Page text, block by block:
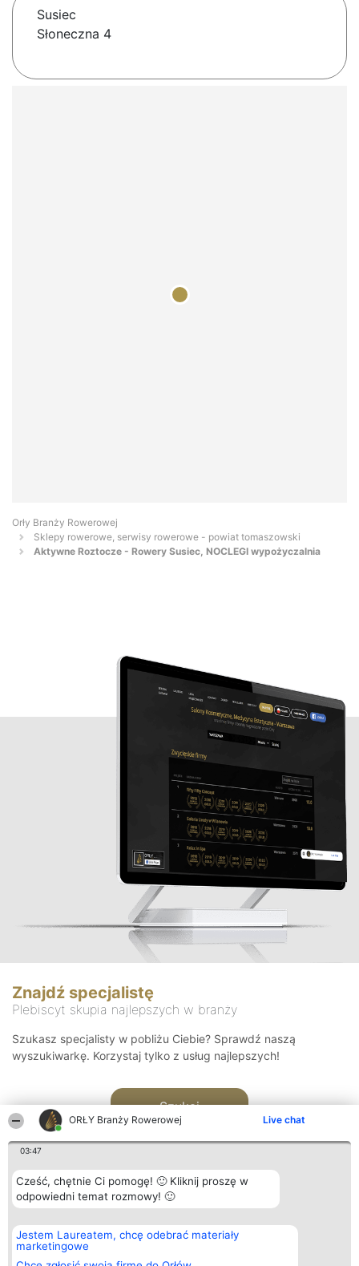
ORŁY Branży Rowerowej Live chat
03:47
Cześć, chętnie Ci pomogę! 🙂 Kliknij proszę w
odpowiedni temat rozmowy! 🙂
Jestem Laureatem, chcę odebrać materiały
marketingowe
Susiec
Słoneczna 4
Orły Branży Rowerowej
Sklepy rowerowe, serwisy rowerowe - powiat tomaszowski
Aktywne Roztocze - Rowery Susiec, NOCLEGI wypożyczalnia
Znajdź specjalistę
Plebiscyt skupia najlepszych w branży
Szukasz specjalisty w pobliżu Ciebie? Sprawdź naszą
wyszukiwarkę. Korzystaj tylko z usług najlepszych!
Szukaj
Organizator plebiscytu
Bright Side Solutions sp. z o.
o. sp. k.
ul. Ruska 22
Plebiscyt
Laureaci
wszystkich
Kontakt
Kontakt